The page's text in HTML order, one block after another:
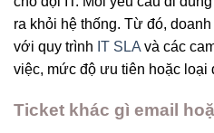
ra khỏi hệ thống. Từ đó,
với quy trình IT SLA và các
việc, mức độ ưu tiên hoặc loại
Ticket khác gì email